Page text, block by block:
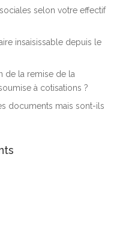
selon votre effectif
insaisissable depuis le
de la remise de la
à cotisations ?
documents mais sont-ils